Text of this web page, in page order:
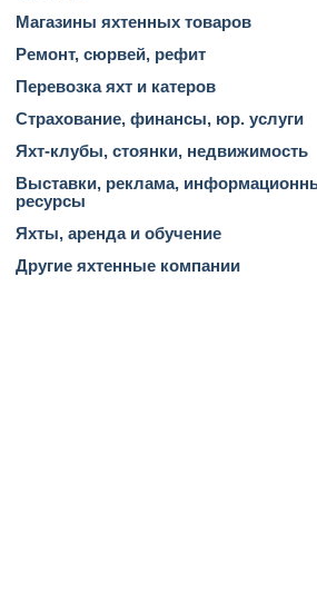
Магазины яхтенных товаров
Ремонт, сюрвей, рефит
Перевозка яхт и катеров
Страхование, финансы, юр. услуги
Яхт-клубы, стоянки, недвижимость
Выставки, реклама,
ресурсы
Яхты, аренда и обучение
Другие яхтенные компании